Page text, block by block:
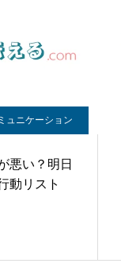
ュニケーション
悪い？明日
動リスト